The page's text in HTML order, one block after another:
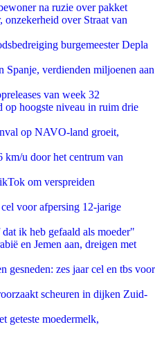
na ruzie over pakket
onzekerheid over Straat van
burgemeester Depla
Spanje, verdienden miljoenen aan
van week 32
hoogste niveau in ruim drie
op NAVO-land groeit,
km/u door het centrum van
om verspreiden
voor afpersing 12-jarige
ik heb gefaald als moeder"
en Jemen aan, dreigen met
gesneden: zes jaar cel en tbs voor
scheuren in dijken Zuid-
geteste moedermelk,